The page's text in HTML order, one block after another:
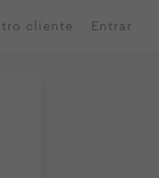
cliente Entrar